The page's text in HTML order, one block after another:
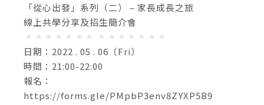
「從心出發」系列（二） – 家長成長之旅
線上共學分享及招生簡介會
日期：2022 . 05 . 06（Fri）
時間：21:00-22:00
報名：
https://forms.gle/PMpbP3env8ZYXP5B9